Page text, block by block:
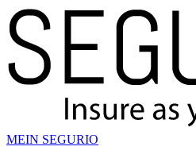
MEIN SEGURIO